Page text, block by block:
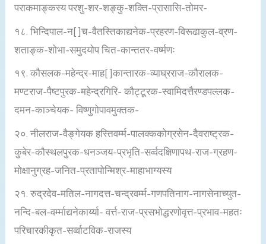
पराकमाङ्कस्य परशु-शर-शङ्कु-शक्ति-प्रासासि-तोमर-
१८. भिन्दिपाल-न[ ]च-वैतस्तिकाद्यनेक-प्रहरण-विरूढाकुल-व्रण-
शताङ्क-शोभा-समुदयोप चित-कान्ततर-वर्ष्मणः
१९. कौसलक-महेन्द्र-माह[ ]कान्तारक-व्याघ्रराज-कौरालक-
मण्टराज-पैष्टपुरक-महेन्द्रगिरि- कौट्टूरक-स्वामिदत्तैरण्डपल्लक-
दमन-काञ्चेयक- विष्णुगोपावमुक्तक-
२०. नीलराज-वैङ्गेयक हस्तिवर्म्म-पालक्ककोग्रसेन-दैवराष्ट्रक-
कुबेर-कौस्थलपुरक-धनञ्जय-प्रभृति-सर्व्वदक्षिणापथ-राज-ग्रहण-
मोक्षानुग्रह-जनित-प्रतापोन्मिश्र-माहाभाग्यस्य
२१. रुद्रदेव-मतिल-नागदत्त-चन्द्रवर्म्म-गणपतिनाग-नागसेनाच्युत-
नन्दि-बल-वर्म्माद्यनेकार्य्या- वर्त्त-राज-प्रसभोद्धरणोवृत्त-प्रभाव-महतः
परिचारकीकृत-सर्व्वाटविक-राजस्य